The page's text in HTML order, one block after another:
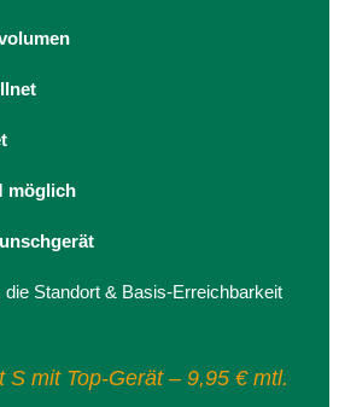
möglich
Standort & Basis-Erreichbarkeit
S mit Top-Gerät – 9,95 € mtl.